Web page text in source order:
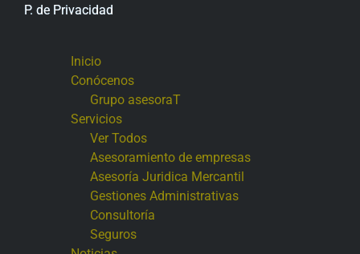
P. de Privacidad
Inicio
Conócenos
Grupo asesoraT
Servicios
Ver Todos
Asesoramiento de empresas
Asesoría Juridica Mercantil
Gestiones Administrativas
Consultoría
Seguros